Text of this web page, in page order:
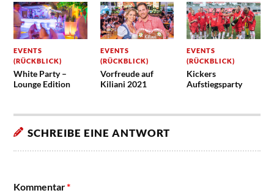
EVENTS
(RÜCKBLICK)
White Party –
Lounge Edition
EVENTS
(RÜCKBLICK)
Vorfreude auf
Kiliani 2021
EVENTS
(RÜCKBLICK)
Kickers
Aufstiegsparty
SCHREIBE EINE ANTWORT
Kommentar*